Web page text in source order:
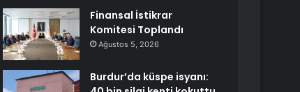
Finansal İstikrar
Komitesi Toplandı
Ağustos 5, 2026
Burdur’da küspe isyanı: